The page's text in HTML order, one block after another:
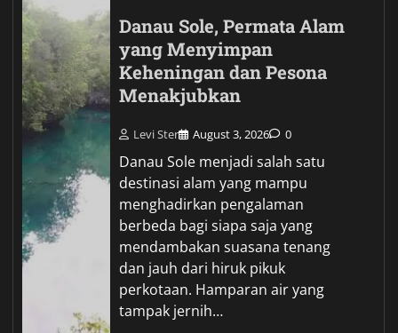
Danau Sole, Permata Alam
yang Menyimpan
Keheningan dan Pesona
Menakjubkan
Levi Ster August 3, 2026 0
Danau Sole menjadi salah satu
destinasi alam yang mampu
menghadirkan pengalaman
berbeda bagi siapa saja yang
mendambakan suasana tenang
dan jauh dari hiruk pikuk
perkotaan. Hamparan air yang
tampak jernih…